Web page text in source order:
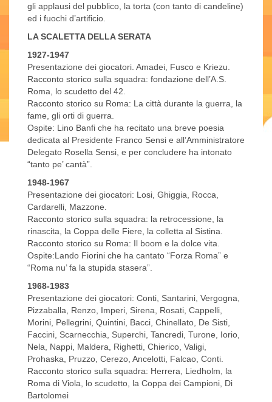
gli applausi del pubblico, la torta (con tanto di candeline)
ed i fuochi d’artificio.
LA SCALETTA DELLA SERATA
1927-1947
Presentazione dei giocatori. Amadei, Fusco e Kriezu.
Racconto storico sulla squadra: fondazione dell’A.S.
Roma, lo scudetto del 42.
Racconto storico su Roma: La città durante la guerra, la
fame, gli orti di guerra.
Ospite: Lino Banfi che ha recitato una breve poesia
dedicata al Presidente Franco Sensi e all’Amministratore
Delegato Rosella Sensi, e per concludere ha intonato
“tanto pe’ cantà”.
1948-1967
Presentazione dei giocatori: Losi, Ghiggia, Rocca,
Cardarelli, Mazzone.
Racconto storico sulla squadra: la retrocessione, la
rinascita, la Coppa delle Fiere, la colletta al Sistina.
Racconto storico su Roma: Il boom e la dolce vita.
Ospite:Lando Fiorini che ha cantato “Forza Roma” e
“Roma nu’ fa la stupida stasera”.
1968-1983
Presentazione dei giocatori: Conti, Santarini, Vergogna,
Pizzaballa, Renzo, Imperi, Sirena, Rosati, Cappelli,
Morini, Pellegrini, Quintini, Bacci, Chinellato, De Sisti,
Faccini, Scarnecchia, Superchi, Tancredi, Turone, Iorio,
Nela, Nappi, Maldera, Righetti, Chierico, Valigi,
Prohaska, Pruzzo, Cerezo, Ancelotti, Falcao, Conti.
Racconto storico sulla squadra: Herrera, Liedholm, la
Roma di Viola, lo scudetto, la Coppa dei Campioni, Di
Bartolomei